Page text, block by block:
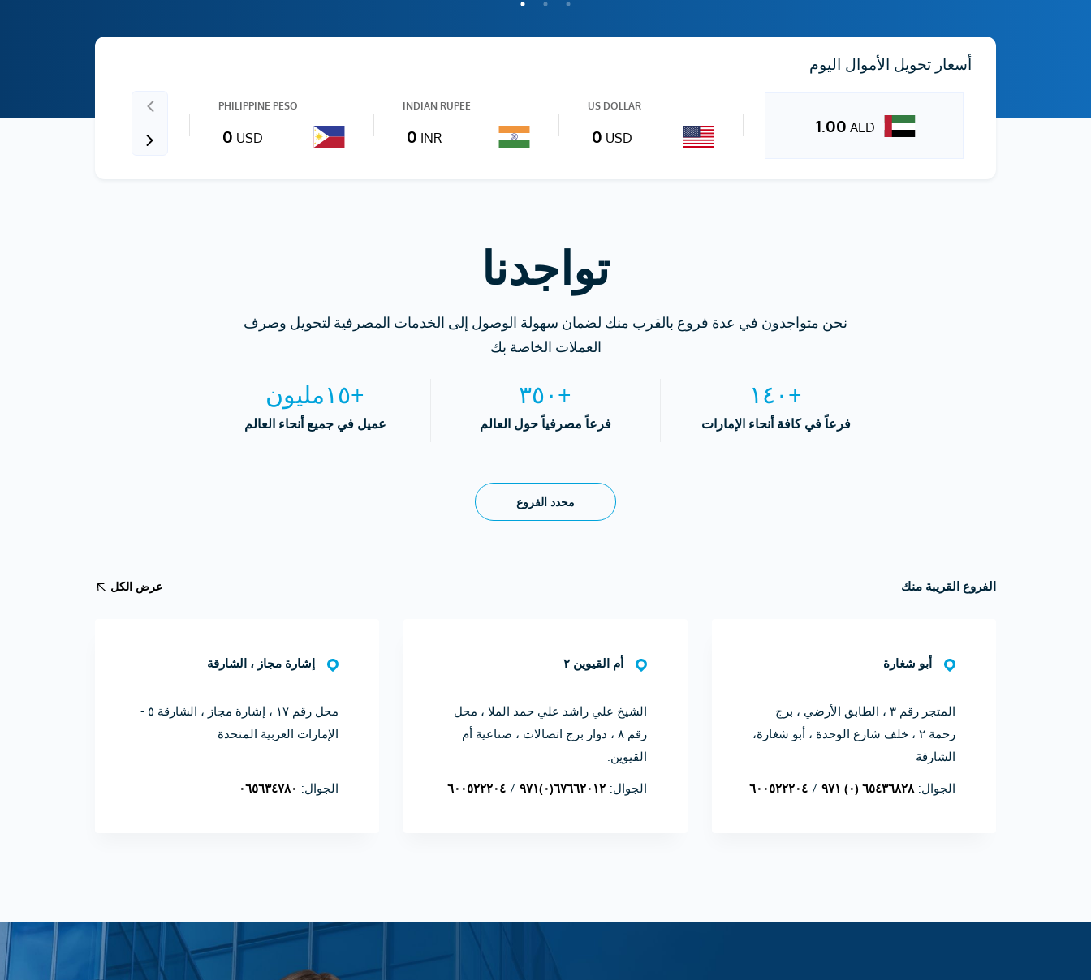
أسعار تحويل الأموال اليوم
1.00 AED
US DOLLAR
0 USD
INDIAN RUPEE
0 INR
PHILIPPINE PESO
0 USD
تواجدنا
نحن متواجدون في عدة فروع بالقرب منك لضمان سهولة الوصول إلى الخدمات المصرفية لتحويل وصرف
العملات الخاصة بك
+١٤٠
فرعاً في كافة أنحاء الإمارات
+٣٥٠
فرعاً مصرفياً حول العالم
+١٥مليون
عميل في جميع أنحاء العالم
محدد الفروع
الفروع القريبة منك عرض الكل
أبو شغارة
المتجر رقم ۳ ، الطابق الأرضي ، برج
رحمة ۲ ، خلف شارع الوحدة ، أبو شغارة،
الشارقة
الجوال: ۹۷۱ (۰) ٦٥٤۳٦۸۲۸ / ٦٠٠٥٢٢٢٠٤
أم القيوين ۲
الشيخ علي راشد علي حمد الملا ، محل
رقم ۸ ، دوار برج اتصالات ، صناعية أم
القيوين.
الجوال: ۹۷۱(۰)٦٧٦٦٢٠١٢ / ٦۰۰٥۲۲۲۰٤
إشارة مجاز ، الشارقة
محل رقم ۱۷ ، إشارة مجاز ، الشارقة ٥ -
الإمارات العربية المتحدة
الجوال: ٠٦٥٦٣٤٧٨٠